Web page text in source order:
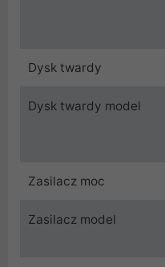
Dysk twardy
Dysk twardy model
Zasilacz moc
Zasilacz model